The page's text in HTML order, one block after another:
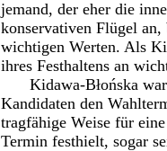
jemand, der eher die
konservativen Flügel an,
wichtigen Werten. Als
ihres Festhaltens an
Kidawa-Błońska
Kandidaten den
tragfähige Weise für
Termin festhielt, sogar